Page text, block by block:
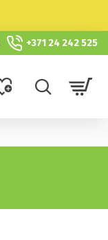
+371 24 242 525